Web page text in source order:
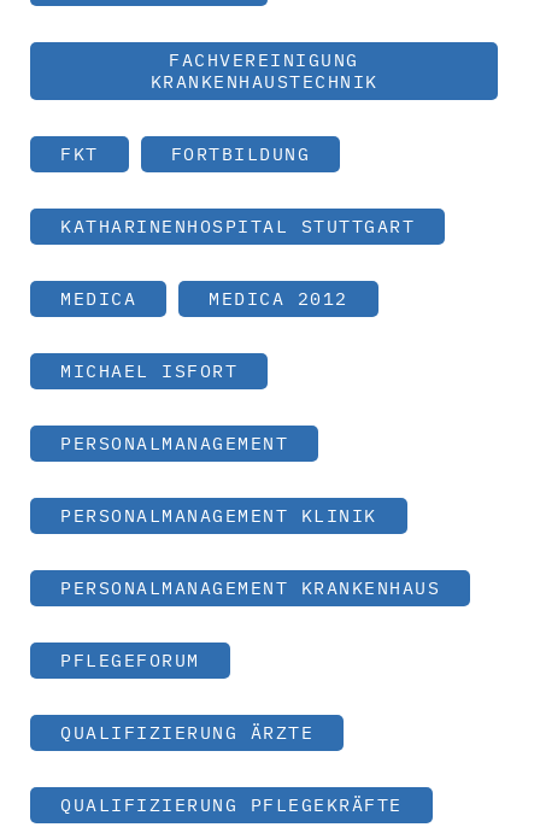
FACHVEREINIGUNG
KRANKENHAUSTECHNIK
FKT FORTBILDUNG
KATHARINENHOSPITAL STUTTGART
MEDICA MEDICA 2012
MICHAEL ISFORT
PERSONALMANAGEMENT
PERSONALMANAGEMENT KLINIK
PERSONALMANAGEMENT KRANKENHAUS
PFLEGEFORUM
QUALIFIZIERUNG ÄRZTE
QUALIFIZIERUNG PFLEGEKRÄFTE